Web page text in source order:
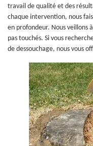
travail de qualité et des
chaque intervention, nous
en profondeur. Nous veillons
pas touchés. Si vous
de dessouchage, nous vous